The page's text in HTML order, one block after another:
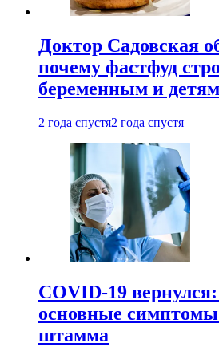
Доктор Садовская
почему фастфуд
беременным и детям
2 года спустя2 года спустя
COVID-19
основные симптомы
штамма